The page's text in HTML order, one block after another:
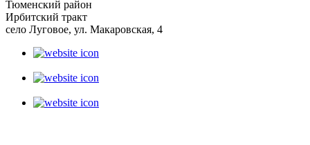
Тюменский район
Ирбитский тракт
село Луговое, ул. Макаровская, 4